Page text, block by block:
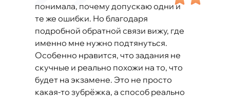
понимала, почему допускаю одни и
те же ошибки. Но благодаря
подробной обратной связи вижу, где
именно мне нужно подтянуться.
Особенно нравится, что задания не
скучные и реально похожи на то, что
будет на экзамене. Это не просто
какая-то зубрёжка, а способ реально